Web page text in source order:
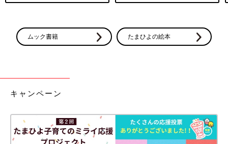
ムック書籍 たまひよの絵本
キャンペーン